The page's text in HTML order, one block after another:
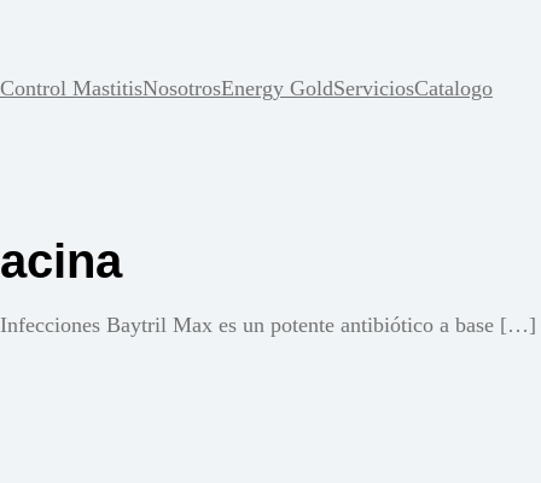
Control MastitisNosotrosEnergy GoldServiciosCatalogo
Baytril Max es un potente antibiótico a base […]